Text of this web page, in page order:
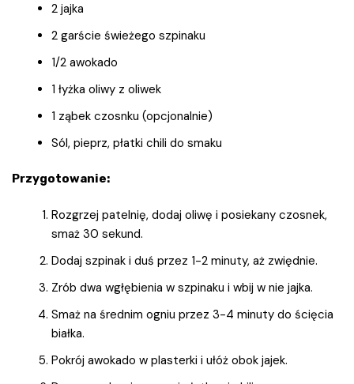
2 jajka
2 garście świeżego szpinaku
1/2 awokado
1 łyżka oliwy z oliwek
1 ząbek czosnku (opcjonalnie)
Sól, pieprz, płatki chili do smaku
Przygotowanie:
Rozgrzej patelnię, dodaj oliwę i posiekany czosnek,
smaż 30 sekund.
Dodaj szpinak i duś przez 1-2 minuty, aż zwiędnie.
Zrób dwa wgłębienia w szpinaku i wbij w nie jajka.
Smaż na średnim ogniu przez 3-4 minuty do ścięcia
białka.
Pokrój awokado w plasterki i ułóż obok jajek.